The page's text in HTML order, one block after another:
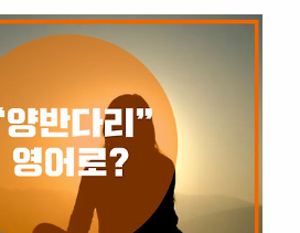
을 설명하는 공식 문서로 자주 사용됩니
White Paper said that North Korea
missile.” (2008 국방 ..